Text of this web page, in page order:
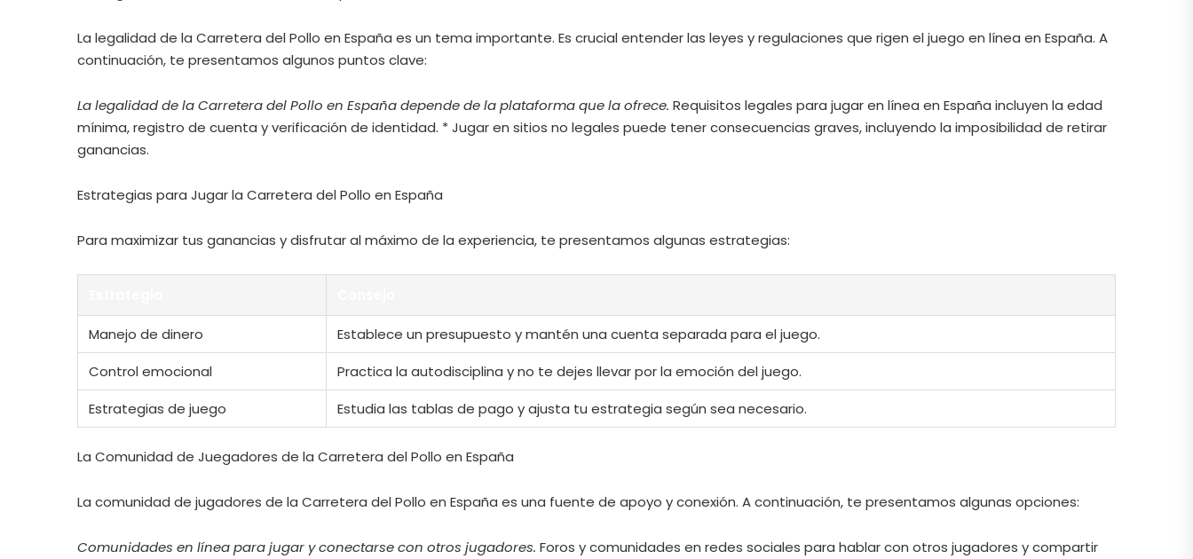
La legalidad de la Carretera del Pollo en España es un tema importante. Es crucial entender las leyes y regulaciones que rigen el juego en línea en España. A
continuación, te presentamos algunos puntos clave:
La legalidad de la Carretera del Pollo en España depende de la plataforma que la ofrece. Requisitos legales para jugar en línea en España incluyen la edad
mínima, registro de cuenta y verificación de identidad. * Jugar en sitios no legales puede tener consecuencias graves, incluyendo la imposibilidad de retirar
ganancias.
Estrategias para Jugar la Carretera del Pollo en España
Para maximizar tus ganancias y disfrutar al máximo de la experiencia, te presentamos algunas estrategias:
Manejo de dinero
Establece un presupuesto y mantén una cuenta separada para el juego.
Control emocional
Practica la autodisciplina y no te dejes llevar por la emoción del juego.
Estrategias de juego
Estudia las tablas de pago y ajusta tu estrategia según sea necesario.
La Comunidad de Juegadores de la Carretera del Pollo en España
La comunidad de jugadores de la Carretera del Pollo en España es una fuente de apoyo y conexión. A continuación, te presentamos algunas opciones:
Comunidades en línea para jugar y conectarse con otros jugadores. Foros y comunidades en redes sociales para hablar con otros jugadores y compartir